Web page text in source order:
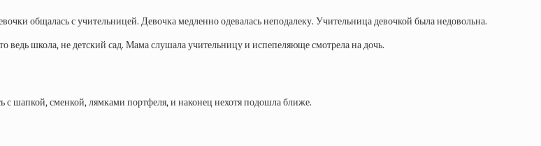
общалась с учительницей. Девочка медленно одевалась неподалеку. Учительница девочкой была недовольна.
ведь школа, не детский сад. Мама слушала учительницу и испепеляюще смотрела на дочь.
с шапкой, сменкой, лямками портфеля, и наконец нехотя подошла ближе.